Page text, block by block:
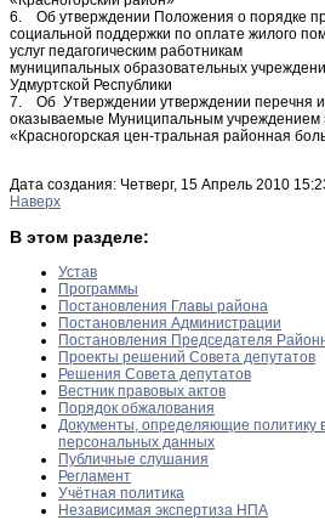
6. Об утверждении Положения о порядке
социальной поддержки по оплате жилого
услуг педагогическим работникам
муниципальных образовательных
Удмуртской Республики
7. Об Утверждении утверждении перечня и
оказываемые Муниципальным учреждением
«Красногорская цен-тральная районная
Дата создания: Четверг, 15 Апрель 2010
Наверх
В этом разделе:
Устав
Программы
Постановления Главы района
Постановления Администрации
Постановления Председателя
Проекты решений Совета депутатов
Решения Совета депутатов
Вестник правовых актов
Порядок обжалования
Документы, определяющие политику
персональных данных
Публичные слушания
Регламент
Учётная политика
Независимая экспертиза НПА